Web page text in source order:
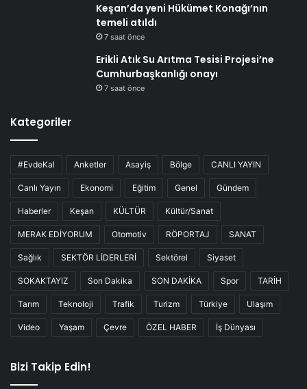
Keşan’da yeni Hükümet Konağı’nın
temeli atıldı
7 saat önce
Erikli Atık Su Arıtma Tesisi Projesi’ne
Cumhurbaşkanlığı onayı
7 saat önce
Kategoriler
#EvdeKal Anketler Asayiş Bölge CANLI YAYIN
Canlı Yayın Ekonomi Eğitim Genel Gündem
Haberler Keşan KÜLTÜR Kültür/Sanat
MERAK EDİYORUM Otomotiv RÖPORTAJ SANAT
Sağlık SEKTÖR LİDERLERİ Sektörel Siyaset
SOKAKTAYIZ Son Dakika SON DAKİKA Spor TARİH
Tarım Teknoloji Trafik Turizm Türkiye Ulaşım
Video Yaşam Çevre ÖZEL HABER İş Dünyası
Bizi Takip Edin!